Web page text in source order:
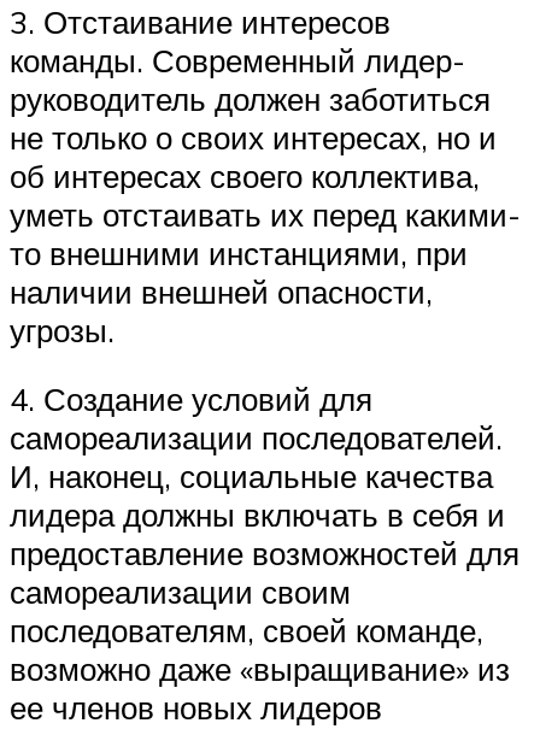
3. Отстаивание интересов
команды. Современный лидер-
руководитель должен заботиться
не только о своих интересах, но и
об интересах своего коллектива,
уметь отстаивать их перед какими-
то внешними инстанциями, при
наличии внешней опасности,
угрозы.
4. Создание условий для
самореализации последователей.
И, наконец, социальные качества
лидера должны включать в себя и
предоставление возможностей для
самореализации своим
последователям, своей команде,
возможно даже «выращивание» из
ее членов новых лидеров